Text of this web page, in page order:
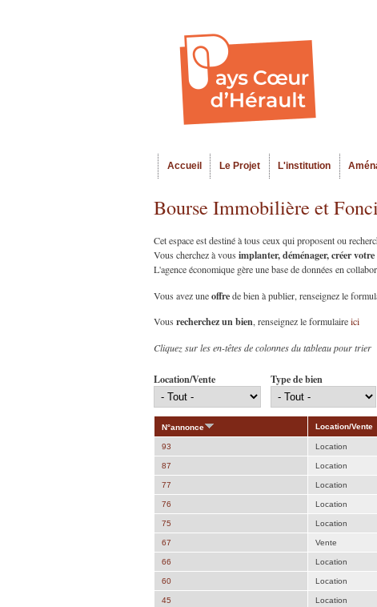
Menu principal
Accueil Le Projet L'institution
Bourse Immobilière et
Cet espace est destiné à tous ceux qui proposent ou
Vous cherchez à vous implanter, déménager, créer
L'agence économique gère une base de données en
Vous avez uneoffrede bien à publier, renseignez le
Vous recherchez un bien, renseignez le formulaireici
Cliquez sur les en-têtes de colonnes du tableau pour trier
Location/Vente Type de bien
N°annonce Location/Vente
93 Location
87 Location
77 Location
76 Location
75 Location
67 Vente
66 Location
60 Location
45 Location